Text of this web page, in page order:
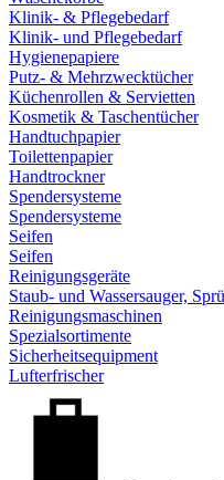
Klinik- & Pflegebedarf
Klinik- und Pflegebedarf
Hygienepapiere
Putz- & Mehrzwecktücher
Küchenrollen & Servietten
Kosmetik & Taschentücher
Handtuchpapier
Toilettenpapier
Handtrockner
Spendersysteme
Spendersysteme
Seifen
Seifen
Reinigungsgeräte
Staub- und Wassersauger,
Reinigungsmaschinen
Spezialsortimente
Sicherheitsequipment
Lufterfrischer